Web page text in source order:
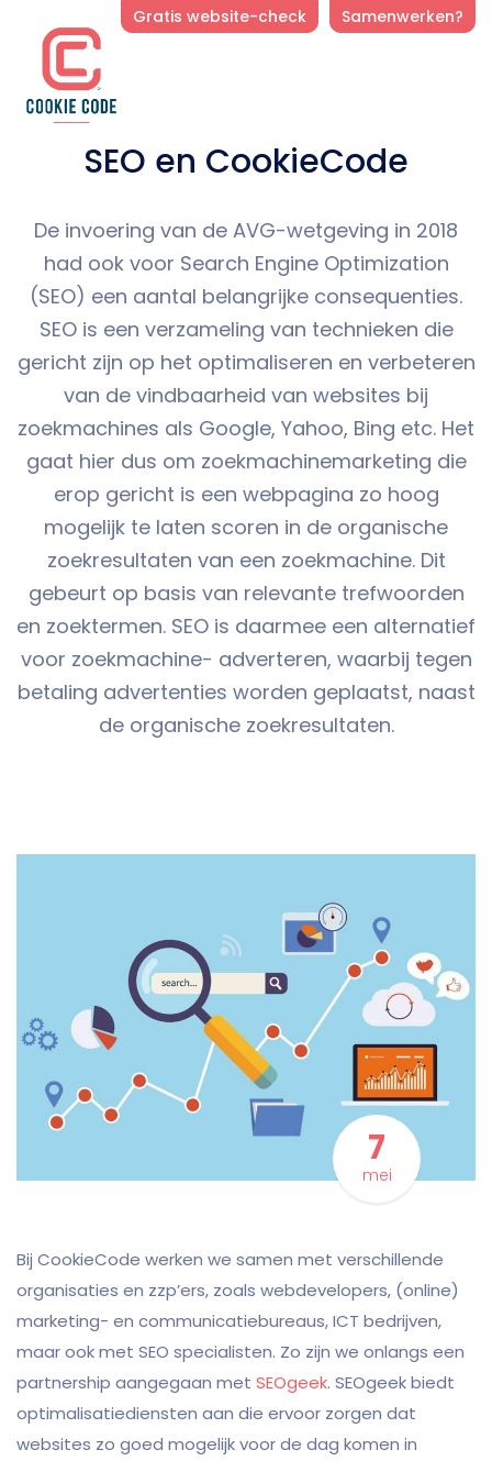
Gratis website-check Samenwerken?
SEO en CookieCode
De invoering van de AVG-wetgeving in 2018
had ook voor Search Engine Optimization
(SEO) een aantal belangrijke consequenties.
SEO is een verzameling van technieken die
gericht zijn op het optimaliseren en verbeteren
van de vindbaarheid van websites bij
zoekmachines als Google, Yahoo, Bing etc. Het
gaat hier dus om zoekmachinemarketing die
erop gericht is een webpagina zo hoog
mogelijk te laten scoren in de organische
zoekresultaten van een zoekmachine. Dit
gebeurt op basis van relevante trefwoorden
en zoektermen. SEO is daarmee een alternatief
voor zoekmachine- adverteren, waarbij tegen
betaling advertenties worden geplaatst, naast
de organische zoekresultaten.
7
mei
Bij CookieCode werken we samen met verschillende
organisaties en zzp’ers, zoals webdevelopers, (online)
marketing- en communicatiebureaus, ICT bedrijven,
maar ook met SEO specialisten. Zo zijn we onlangs een
partnership aangegaan met SEOgeek. SEOgeek biedt
optimalisatiediensten aan die ervoor zorgen dat
websites zo goed mogelijk voor de dag komen in